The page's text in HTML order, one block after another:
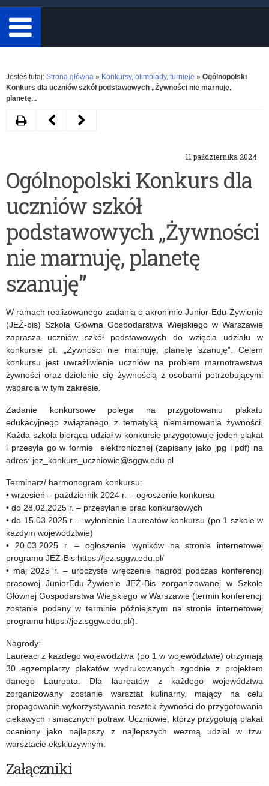
minimum
3
znaki.
Rozwiń
Jesteś tutaj: Strona główna » Konkursy, olimpiady, turnieje » Ogólnopolski
Konkurs dla uczniów szkół podstawowych „Żywności nie marnuję,
planetę...
11 października 2024
Ogólnopolski Konkurs dla
uczniów szkół
podstawowych „Żywności
nie marnuję, planetę
szanuję”
W ramach realizowanego zadania o akronimie Junior-Edu-Żywienie
(JEŻ-bis) Szkoła Główna Gospodarstwa Wiejskiego w Warszawie
zaprasza uczniów szkół podstawowych do wzięcia udziału w
konkursie pt. „Żywności nie marnuję, planetę szanuję”. Celem
konkursu jest uwrażliwienie uczniów na problem marnotrawstwa
żywności oraz dzielenie się żywnością z osobami potrzebującymi
wsparcia w tym zakresie.
Zadanie konkursowe polega na przygotowaniu plakatu
edukacyjnego związanego z tematyką niemarnowania żywności.
Każda szkoła biorąca udział w konkursie przygotowuje jeden plakat
i przesyła go w formie elektronicznej (zapisany jako jpg i pdf) na
adres: jez_konkurs_uczniowie@sggw.edu.pl
Terminarz/ harmonogram konkursu:
• wrzesień – październik 2024 r. – ogłoszenie konkursu
• do 28.02.2025 r. – przesyłanie prac konkursowych
• do 15.03.2025 r. – wyłonienie Laureatów konkursu (po 1 szkole w
każdym województwie)
• 20.03.2025 r. – ogłoszenie wyników na stronie internetowej
programu JEŻ-Bis https://jez.sggw.edu.pl/
• maj 2025 r. – uroczyste wręczenie nagród podczas konferencji
prasowej JuniorEdu-Żywienie JEŻ-Bis zorganizowanej w Szkole
Głównej Gospodarstwa Wiejskiego w Warszawie (termin konferencji
zostanie podany w terminie późniejszym na stronie internetowej
programu https://jez.sggw.edu.pl/).
Nagrody:
Laureaci z każdego województwa (po 1 w województwie) otrzymają
30 egzemplarzy plakatów wydrukowanych zgodnie z projektem
danego Laureata. Dla laureatów z każdego województwa
zorganizowany zostanie warsztat kulinarny, mający na celu
propagowanie wykorzystywania resztek żywności do przygotowania
ciekawych i smacznych potraw. Uczniowie, którzy przygotują plakat
oceniony jako najlepszy z najlepszych wezmą udział w tzw.
warsztacie ekskluzywnym.
Załączniki
DrukujNastępny
Konkurs
Budowy
i
Programowania
Robotów
GG
2025
Poprzedni
Ogólnopolski
Turniej
Najlepszego
Ucznia
w
Cukiernik
Piekarz